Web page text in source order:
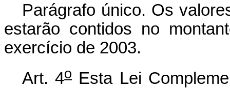
Parágrafo único. Os
estarão contidos no
exercício de 2003.
Art. 4oEsta Lei